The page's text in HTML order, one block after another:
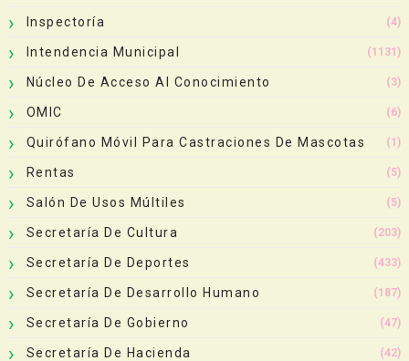
Inspectoría (4)
Intendencia Municipal (1131)
Núcleo De Acceso Al Conocimiento (3)
OMIC (6)
Quirófano Móvil Para Castraciones De Mascotas (1)
Rentas (5)
Salón De Usos Múltiles (5)
Secretaría De Cultura (203)
Secretaría De Deportes (433)
Secretaría De Desarrollo Humano (187)
Secretaría De Gobierno (47)
Secretaría De Hacienda (42)